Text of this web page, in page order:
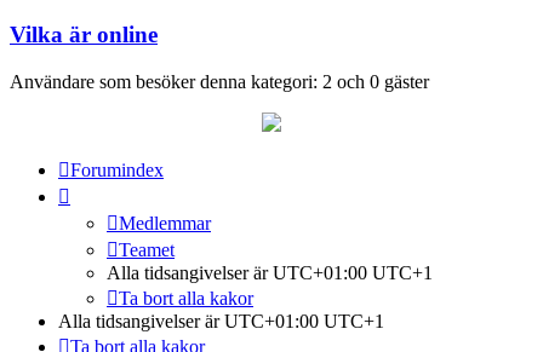
Vilka är online
Användare som besöker denna kategori: 2 och 0 gäster
Forumindex
Medlemmar
Teamet
Alla tidsangivelser är UTC+01:00 UTC+1
Ta bort alla kakor
Alla tidsangivelser är UTC+01:00 UTC+1
Ta bort alla kakor